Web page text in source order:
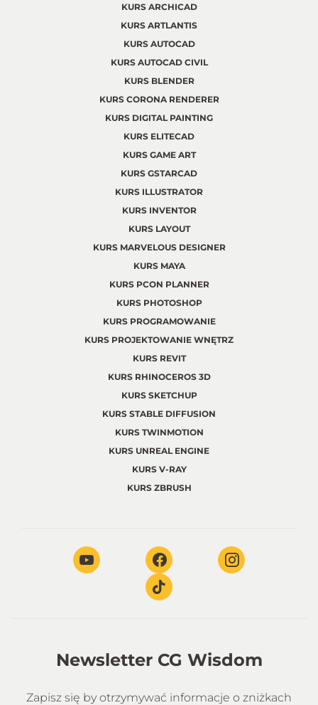
KURS ARCHICAD
KURS ARTLANTIS
KURS AUTOCAD
KURS AUTOCAD CIVIL
KURS BLENDER
KURS CORONA RENDERER
KURS DIGITAL PAINTING
KURS ELITECAD
KURS GAME ART
KURS GSTARCAD
KURS ILLUSTRATOR
KURS INVENTOR
KURS LAYOUT
KURS MARVELOUS DESIGNER
KURS MAYA
KURS PCON PLANNER
KURS PHOTOSHOP
KURS PROGRAMOWANIE
KURS PROJEKTOWANIE WNĘTRZ
KURS REVIT
KURS RHINOCEROS 3D
KURS SKETCHUP
KURS STABLE DIFFUSION
KURS TWINMOTION
KURS UNREAL ENGINE
KURS V-RAY
KURS ZBRUSH
Newsletter CG Wisdom
Zapisz się by otrzymywać informacje o zniżkach